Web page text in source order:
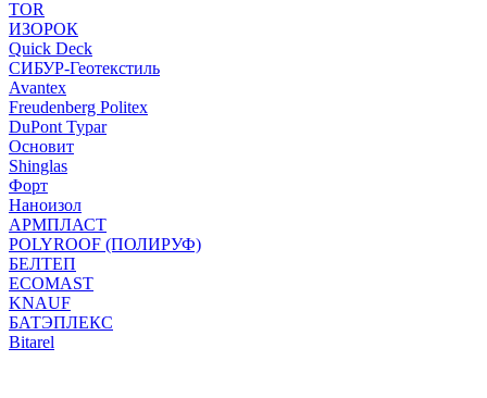
TOR
ИЗОРОК
Quick Deck
СИБУР-Геотекстиль
Avantex
Freudenberg Politex
DuPont Typar
Основит
Shinglas
Форт
Наноизол
АРМПЛАСТ
POLYROOF (ПОЛИРУФ)
БЕЛТЕП
ECOMAST
KNAUF
БАТЭПЛЕКС
Bitarel